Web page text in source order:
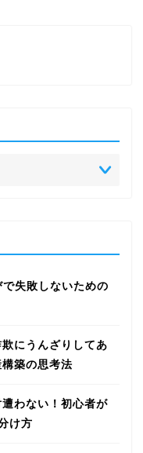
失敗しないための
欺にうんざりしてあ
築の思考法
遭わない！初心者が
け方